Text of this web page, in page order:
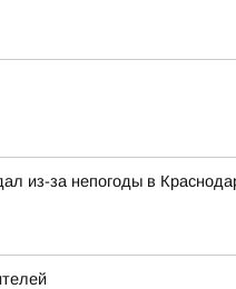
из-за непогоды в